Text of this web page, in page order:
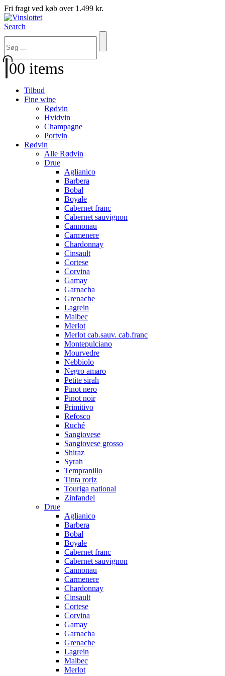
Fri fragt ved køb over 1.499 kr.
Search
00 items
Tilbud
Fine wine
Rødvin
Hvidvin
Champagne
Portvin
Rødvin
Alle Rødvin
Drue
Aglianico
Barbera
Bobal
Boyale
Cabernet franc
Cabernet sauvignon
Cannonau
Carmenere
Chardonnay
Cinsault
Cortese
Corvina
Gamay
Garnacha
Grenache
Lagrein
Malbec
Merlot
Merlot cab.sauv. cab.franc
Montepulciano
Mourvedre
Nebbiolo
Negro amaro
Petite sirah
Pinot nero
Pinot noir
Primitivo
Refosco
Ruché
Sangiovese
Sangiovese grosso
Shiraz
Syrah
Tempranillo
Tinta roriz
Touriga national
Zinfandel
Drue
Aglianico
Barbera
Bobal
Boyale
Cabernet franc
Cabernet sauvignon
Cannonau
Carmenere
Chardonnay
Cinsault
Cortese
Corvina
Gamay
Garnacha
Grenache
Lagrein
Malbec
Merlot